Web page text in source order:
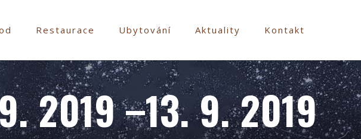
Restaurace Ubytování Aktuality Kontakt
2019 –13. 9. 2019